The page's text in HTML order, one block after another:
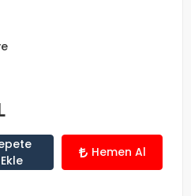
Ekle
Hemen Al